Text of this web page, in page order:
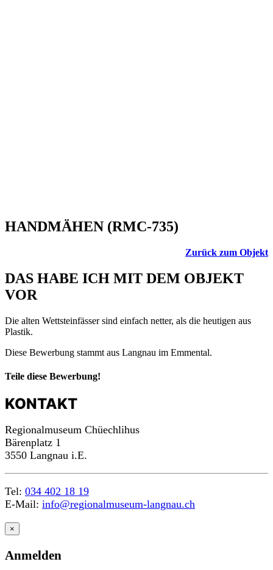
HANDMÄHEN (RMC-735)
Zurück zum Objekt
DAS HABE ICH MIT DEM OBJEKT
VOR
Die alten Wettsteinfässer sind einfach netter, als die heutigen aus
Plastik.
Diese Bewerbung stammt aus Langnau im Emmental.
Teile diese Bewerbung!
KONTAKT
Regionalmuseum Chüechlihus
Bärenplatz 1
3550 Langnau i.E.
Tel: 034 402 18 19
E-Mail: info@regionalmuseum-langnau.ch
×
Anmelden